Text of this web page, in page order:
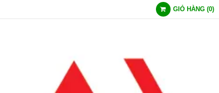
GIỎ HÀNG (0)